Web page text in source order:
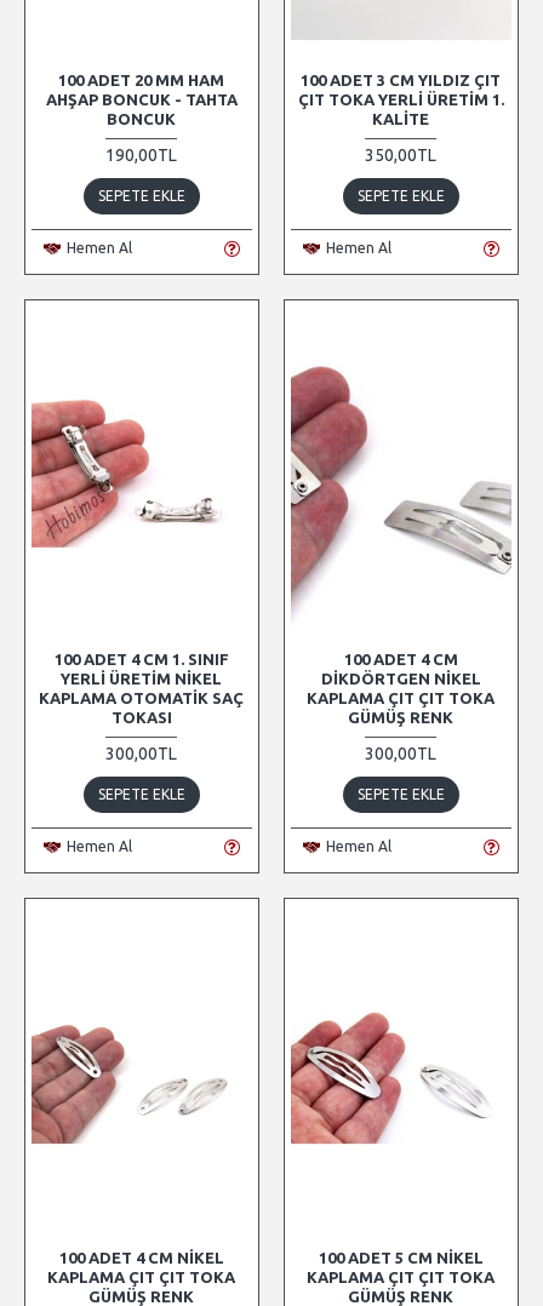
100 ADET 20 MM HAM
AHŞAP BONCUK - TAHTA
BONCUK
190,00TL
SEPETE EKLE
Hemen Al
100 ADET 3 CM YILDIZ ÇIT
ÇIT TOKA YERLI ÜRETIM 1.
KALITE
350,00TL
SEPETE EKLE
Hemen Al
100 ADET 4 CM 1. SINIF
YERLI ÜRETIM NIKEL
KAPLAMA OTOMATIK SAÇ
TOKASI
300,00TL
SEPETE EKLE
Hemen Al
100 ADET 4 CM
DIKDÖRTGEN NIKEL
KAPLAMA ÇIT ÇIT TOKA
GÜMÜŞ RENK
300,00TL
SEPETE EKLE
Hemen Al
100 ADET 4 CM NIKEL
KAPLAMA ÇIT ÇIT TOKA
GÜMÜŞ RENK
100 ADET 5 CM NIKEL
KAPLAMA ÇIT ÇIT TOKA
GÜMÜŞ RENK